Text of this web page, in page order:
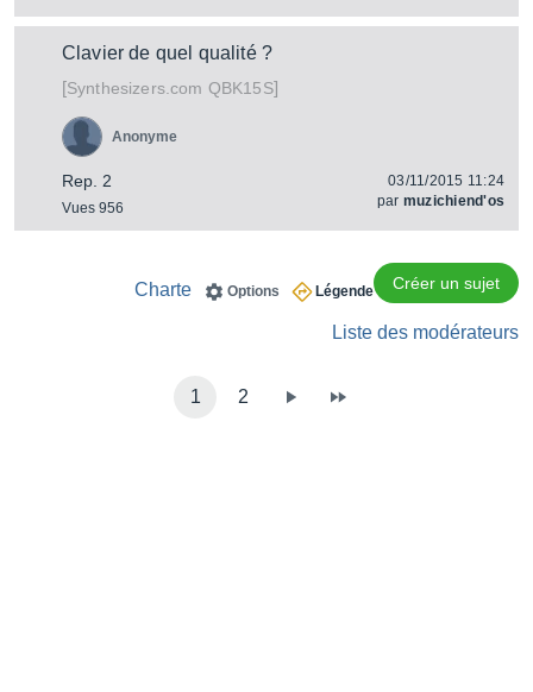
Clavier de quel qualité ?
[Synthesizers.com QBK15S]
Rep. 2
Vues 956
Anonyme
03/11/2015 11:24
par muzichiend'os
Créer un sujet
Légende
Options
Charte
Liste des modérateurs
1 2